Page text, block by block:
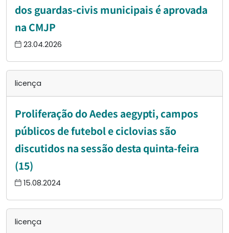
dos guardas-civis municipais é aprovada
na CMJP
23.04.2026
licença
Proliferação do Aedes aegypti, campos
públicos de futebol e ciclovias são
discutidos na sessão desta quinta-feira
(15)
15.08.2024
licença